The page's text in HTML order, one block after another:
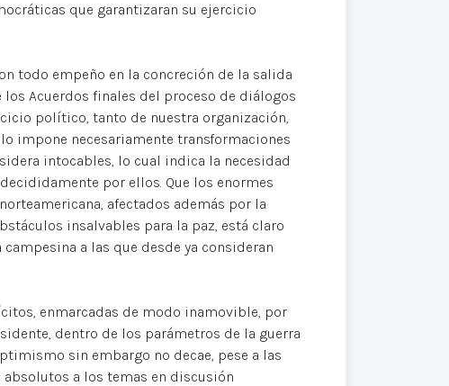
que garantizaran su ejercicio
todo empeño en la concreción de la salida
Acuerdos finales del proceso de diálogos
político, tanto de nuestra organización,
impone necesariamente transformaciones
intocables, lo cual indica la necesidad
por ellos. Que los enormes
afectados además por la
insalvables para la paz, está claro
a las que desde ya consideran
enmarcadas de modo inamovible, por
dentro de los parámetros de la guerra
sin embargo no decae, pese a las
a los temas en discusión